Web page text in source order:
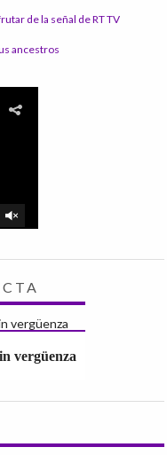
de la señal de RT TV
ancestros
vergüenza